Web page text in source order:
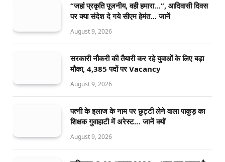
“जहां प्रकृति पूजनीय, वही हमारा…”, आदिवासी दिवस
पर क्या संदेश दे गये सीएम हेमंत… जानें
August 9, 2026
सरकारी नौकरी की तैयारी कर रहे युवाओं के लिए बड़ा
मौका, 4,385 पदों पर Vacancy
August 9, 2026
पत्नी के इलाज के नाम पर छुट्टी लेने वाला पाकुड़ का
शिक्षक गुवाहाटी में अरेस्ट… जानें क्यों
August 9, 2026